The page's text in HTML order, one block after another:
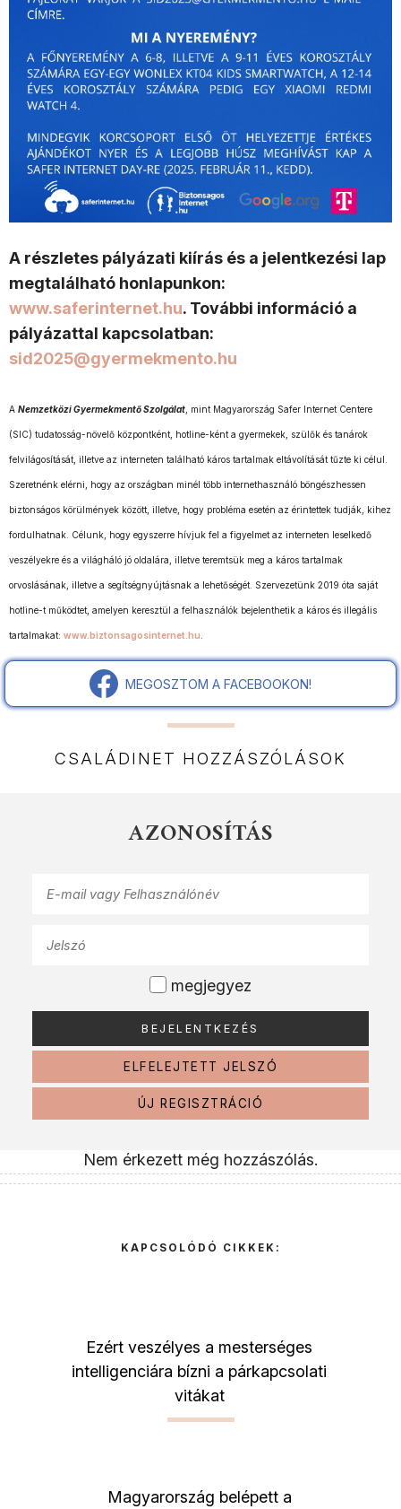
A részletes pályázati kiírás és a jelentkezési lap
megtalálható honlapunkon:
www.saferinternet.hu. További információ a
pályázattal kapcsolatban:
sid2025@gyermekmento.hu
A Nemzetközi Gyermekmentő Szolgálat , mint Magyarország Safer Internet Centere
(SIC) tudatosság-növelő központként, hotline-ként a gyermekek, szülők és tanárok
felvilágosítását, illetve az interneten található káros tartalmak eltávolítását tűzte ki célul.
Szeretnénk elérni, hogy az országban minél több internethasználó böngészhessen
biztonságos körülmények között, illetve, hogy probléma esetén az érintettek tudják, kihez
fordulhatnak. Célunk, hogy egyszerre hívjuk fel a figyelmet az interneten leselkedő
veszélyekre és a világháló jó oldalára, illetve teremtsük meg a káros tartalmak
orvoslásának, illetve a segítségnyújtásnak a lehetőségét. Szervezetünk 2019 óta saját
hotline-t működtet, amelyen keresztül a felhasználók bejelenthetik a káros és illegális
tartalmakat: www.biztonsagosinternet.hu
MEGOSZTOM A FACEBOOKON!
CSALÁDINET HOZZÁSZÓLÁSOK
AZONOSÍTÁS
megjegyez
ELFELEJTETT JELSZÓ
ÚJ REGISZTRÁCIÓ
Nem érkezett még hozzászólás.
KAPCSOLÓDÓ CIKKEK:
Ezért veszélyes a mesterséges
intelligenciára bízni a párkapcsolati
vitákat
Magyarország belépett a